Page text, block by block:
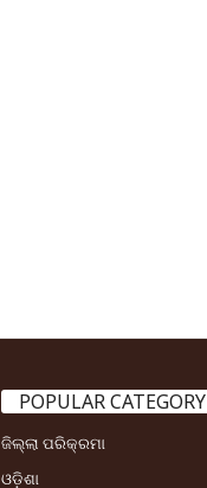
POPULAR CATEGORY
ଜିଲ୍ଲା ପରିକ୍ରମା
ଓଡ଼ିଶା